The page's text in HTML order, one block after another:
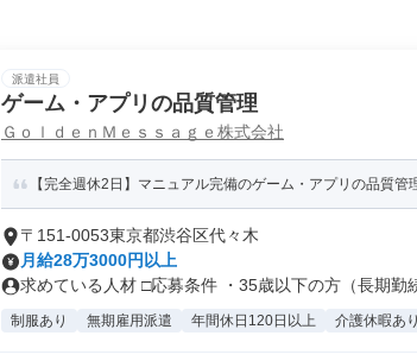
派遣社員
ゲーム・アプリの品質管理
ＧｏｌｄｅｎＭｅｓｓａｇｅ株式会社
【完全週休2日】マニュアル完備のゲーム・アプリの品質管
〒151-0053東京都渋谷区代々木
月給28万3000円以上
求めている人材 □応募条件 ・35歳以下の方（長期勤
制服あり 無期雇用派遣 年間休日120日以上 介護休暇あり